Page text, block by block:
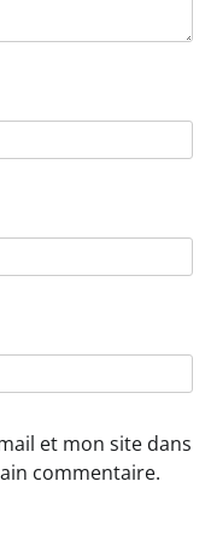
et mon site dans
commentaire.